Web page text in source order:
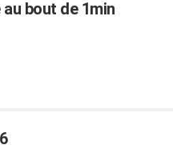
bout de 1min